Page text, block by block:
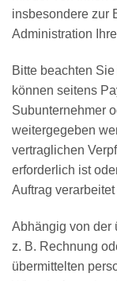
insbesondere zur
Administration
Bitte beachten
können seitens
Subunternehmer
weitergegeben
vertraglichen
erforderlich ist
Auftrag
Abhängig von der
z. B. Rechnung
übermittelten